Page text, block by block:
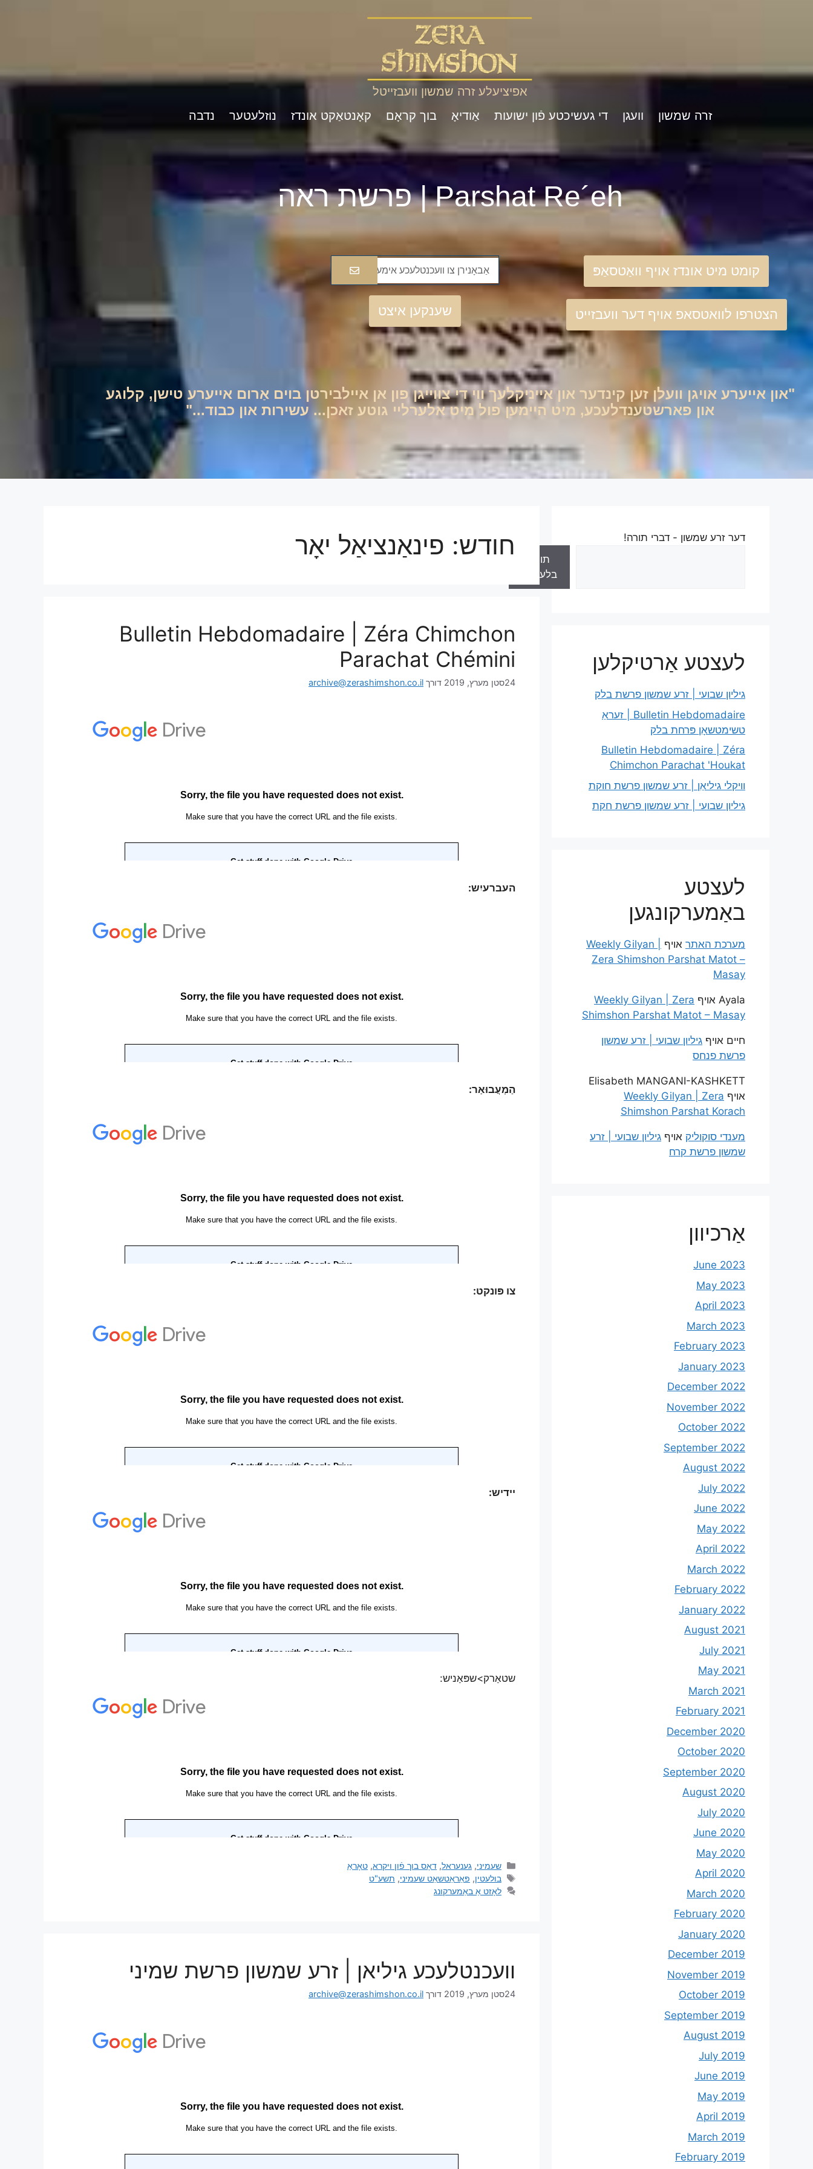
אפיציעלע זרה שמשון וועבזייטל
זרה שמשון
וועגן די געשיכטע פֿון ישועות אַודיאָ בוך קראָם קאָנטאַקט אונדז נוזלעטער נדבה
Parshat Re´eh | פרשת ראה
קומט מיט אונדז אויף וואַטסאַפּ
הצטרפו לוואטסאפ אויף דער וועבזייט שענקען איצט
"און אייערע אויגן וועלן זען קינדער און אייניקלעך ווי די צווייגן פון אן איילבירטן בוים אַרום אייערע טישן, קלוגע
און פארשטענדלעכע, מיט היימען פול מיט אלערליי גוטע זאכן... עשירות און כבוד..."
חודש: פינאַנציאַל יאָר
Bulletin Hebdomadaire | Zéra Chimchon
Parachat Chémini
24סטן מערץ, 2019 דורך archive@zerashimshon.co.il
העברעיִש:
הַמְעֲבוּאַר:
צו פּונקט:
יידיש:
שטאַרק>שפּאַניש:
שעמיני,גענעראל,דאָס בוך פֿון ויקרא,טאָראַ
בולעטין, פּאַראַטשאַט שעמיני, תשע"ט
לאָזט אַ באַמערקונג
וועכנטלעכע גיליאן | זרע שמשון פרשת שמיני
24סטן מערץ, 2019 דורך archive@zerashimshon.co.il
דער זרע שמשון - דברי תורה!
תורה
בלעטער
לעצטע אַרטיקלען
גיליון שבועי | זרע שמשון פרשת בלק
Bulletin Hebdomadaire | זעראַ
טשימטשאָן פּרחת בלק
Bulletin Hebdomadaire | Zéra
Chimchon Parachat 'Houkat
וויקלי גיליאַן | זרע שמשון פרשת חוקת
גיליון שבועי | זרע שמשון פרשת חקת
לעצטע
באַמערקונגען
מערכת האתר אויף
Weekly Gilyan |
Zera Shimshon Parshat Matot –
Masay
Ayala אויף Weekly Gilyan | Zera
Shimshon Parshat Matot – Masay
חיים אויף גיליון שבועי | זרע שמשון
פרשת פנחס
Elisabeth MANGANI-KASHKETT
אויף Weekly Gilyan | Zera
Shimshon Parshat Korach
מענדי סוקוליק אויף גיליון שבועי | זרע
שמשון פרשת קרח
אַרכיוון
June 2023
May 2023
April 2023
March 2023
February 2023
January 2023
December 2022
November 2022
October 2022
September 2022
August 2022
July 2022
June 2022
May 2022
April 2022
March 2022
February 2022
January 2022
August 2021
July 2021
May 2021
March 2021
February 2021
December 2020
October 2020
September 2020
August 2020
July 2020
June 2020
May 2020
April 2020
March 2020
February 2020
January 2020
December 2019
November 2019
October 2019
September 2019
August 2019
July 2019
June 2019
May 2019
April 2019
March 2019
February 2019